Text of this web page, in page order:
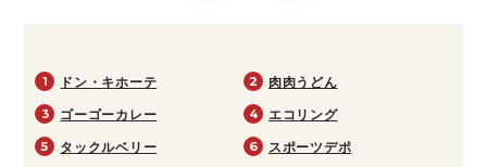
1 ドン・キホーテ 2 肉肉うどん
3 ゴーゴーカレー 4 エコリング
5 タックルベリー 6 スポーツデポ